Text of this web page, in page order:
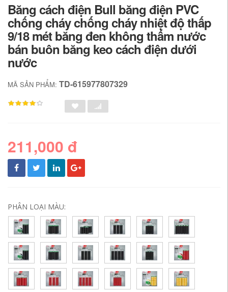
Băng cách điện Bull băng điện PVC
chống cháy chống cháy nhiệt độ thấp
9/18 mét băng đen không thấm nước
bán buôn băng keo cách điện dưới
nước
MÃ SẢN PHẨM: TD-615977807329
211,000 đ
PHÂN LOẠI MÀU: